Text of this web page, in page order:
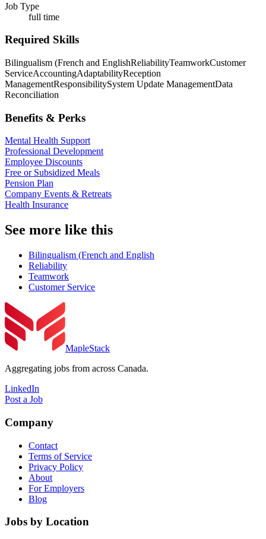
Job Type
full time
Required Skills
Bilingualism (French and EnglishReliabilityTeamworkCustomer
ServiceAccountingAdaptabilityReception
ManagementResponsibilitySystem Update ManagementData
Reconciliation
Benefits & Perks
Mental Health Support
Professional Development
Employee Discounts
Free or Subsidized Meals
Pension Plan
Company Events & Retreats
Health Insurance
See more like this
Bilingualism (French and English
Reliability
Teamwork
Customer Service
MapleStack
Aggregating jobs from across Canada.
LinkedIn
Post a Job
Company
Contact
Terms of Service
Privacy Policy
About
For Employers
Blog
Jobs by Location